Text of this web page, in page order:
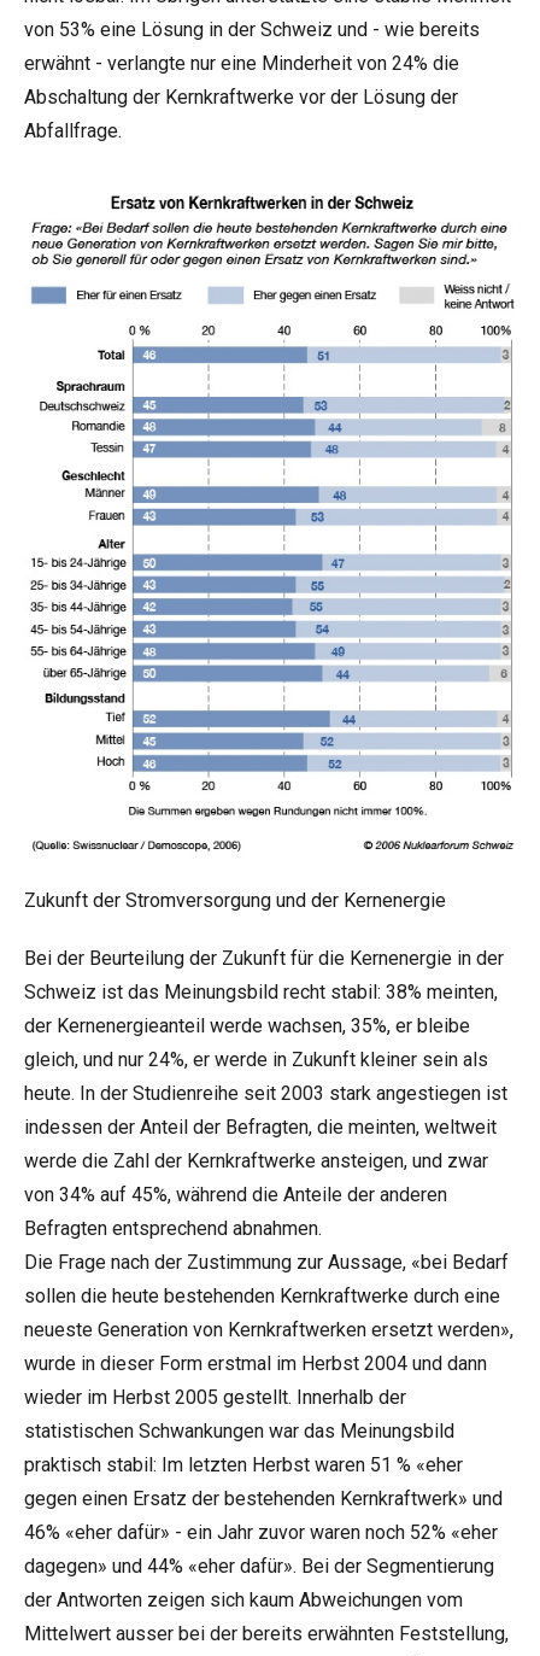
von 53% eine Lösung in der Schweiz und - wie bereits
erwähnt - verlangte nur eine Minderheit von 24% die
Abschaltung der Kernkraftwerke vor der Lösung der
Abfallfrage.
Zukunft der Stromversorgung und der Kernenergie
Bei der Beurteilung der Zukunft für die Kernenergie in der
Schweiz ist das Meinungsbild recht stabil: 38% meinten,
der Kernenergieanteil werde wachsen, 35%, er bleibe
gleich, und nur 24%, er werde in Zukunft kleiner sein als
heute. In der Studienreihe seit 2003 stark angestiegen ist
indessen der Anteil der Befragten, die meinten, weltweit
werde die Zahl der Kernkraftwerke ansteigen, und zwar
von 34% auf 45%, während die Anteile der anderen
Befragten entsprechend abnahmen.
Die Frage nach der Zustimmung zur Aussage, «bei Bedarf
sollen die heute bestehenden Kernkraftwerke durch eine
neueste Generation von Kernkraftwerken ersetzt werden»,
wurde in dieser Form erstmal im Herbst 2004 und dann
wieder im Herbst 2005 gestellt. Innerhalb der
statistischen Schwankungen war das Meinungsbild
praktisch stabil: Im letzten Herbst waren 51 % «eher
gegen einen Ersatz der bestehenden Kernkraftwerk» und
46% «eher dafür» - ein Jahr zuvor waren noch 52% «eher
dagegen» und 44% «eher dafür». Bei der Segmentierung
der Antworten zeigen sich kaum Abweichungen vom
Mittelwert ausser bei der bereits erwähnten Feststellung,